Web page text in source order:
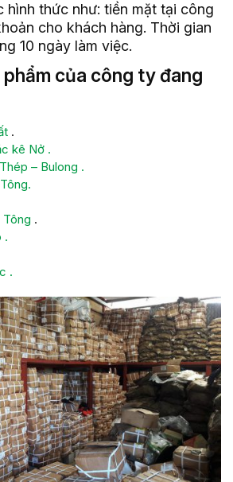
hình thức như: tiền mặt tại công
cho khách hàng. Thời gian
10 ngày làm việc.
của công ty đang
.
kê Nở .
– Bulong .
Tông .
.
.